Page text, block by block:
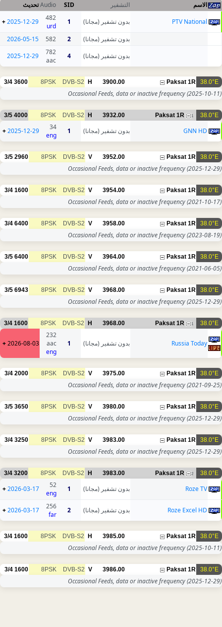
الاسم التشفير SID
Audioتحديث
PTV National
بدون تشفير (مجانا) 1
482
urd
2025-12-29
+
بدون تشفير (مجانا) 2
582
2026-05-15
بدون تشفير (مجانا)
4
782
aac
2025-12-29
38.0°E
Paksat 1R
3900.00
H
DVB-S2
8PSK
3600
3/4
Occasional Feeds, data or inactive frequency(2025-10-11)
38.0°E
Paksat 1R 1
3932.00
H
DVB-S2
8PSK
4000
3/5
GNN HD بدون تشفير (مجانا) 1
34
eng
2025-12-29
+
38.0°E
Paksat 1R
3952.00
V
DVB-S2
8PSK
2960
3/5
Occasional Feeds, data or inactive frequency(2025-12-29)
38.0°E
Paksat 1R
3954.00
V
DVB-S2
8PSK
1600
3/4
Occasional Feeds, data or inactive frequency(2021-10-17)
38.0°E
Paksat 1R
3958.00
V
DVB-S2
8PSK
6400
3/4
Occasional Feeds, data or inactive frequency(2023-08-19)
38.0°E
Paksat 1R
3964.00
V
DVB-S2
8PSK
6400
3/5
Occasional Feeds, data or inactive frequency(2021-06-05)
38.0°E
Paksat 1R
3968.00
V
DVB-S2
8PSK
6943
3/5
Occasional Feeds, data or inactive frequency(2025-12-29)
38.0°E
Paksat 1R 1
3968.00
H
DVB-S2
8PSK
1600
3/4
Russia Today بدون تشفير (مجانا) 1
232
aac
eng
2026-08-03
+
38.0°E
Paksat 1R
3975.00
V
DVB-S2
8PSK
2000
3/4
Occasional Feeds, data or inactive frequency(2021-09-25)
38.0°E
Paksat 1R
3980.00
V
DVB-S2
8PSK
3650
3/5
Occasional Feeds, data or inactive frequency(2025-12-29)
38.0°E
Paksat 1R
3983.00
V
DVB-S2
8PSK
3250
3/4
Occasional Feeds, data or inactive frequency(2025-12-29)
38.0°E
Paksat 1R 2
3983.00
H
DVB-S2
8PSK
3200
3/4
Roze TV بدون تشفير (مجانا) 1
52
eng
2026-03-17
+
Roze Excel HD بدون تشفير (مجانا) 2
256
far
2026-03-17
+
38.0°E
Paksat 1R
3985.00
H
DVB-S2
8PSK
1600
3/4
Occasional Feeds, data or inactive frequency(2025-10-11)
38.0°E
Paksat 1R
3986.00
V
DVB-S2
8PSK
1600
3/4
Occasional Feeds, data or inactive frequency(2025-12-29)